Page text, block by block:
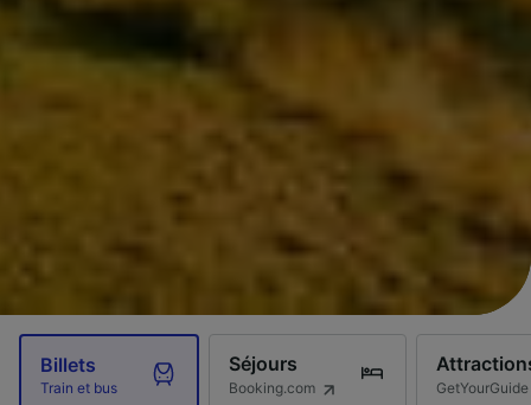
Billets
Train et bus
Séjours
Booking.com GetYourGuide